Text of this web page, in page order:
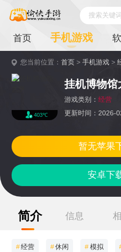
搜索关键
首页 手机游戏
您当前位置：首页 >手机游戏 >
403℃
挂机博物馆
游戏类别： 经营
更新时间：2026-
安卓下
暂无苹果
简介 信息
#经营 #休闲 #模拟